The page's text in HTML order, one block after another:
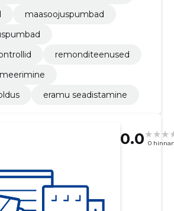
maasoojuspumbad
remonditeenused
eramu seadistamine
0.0 0